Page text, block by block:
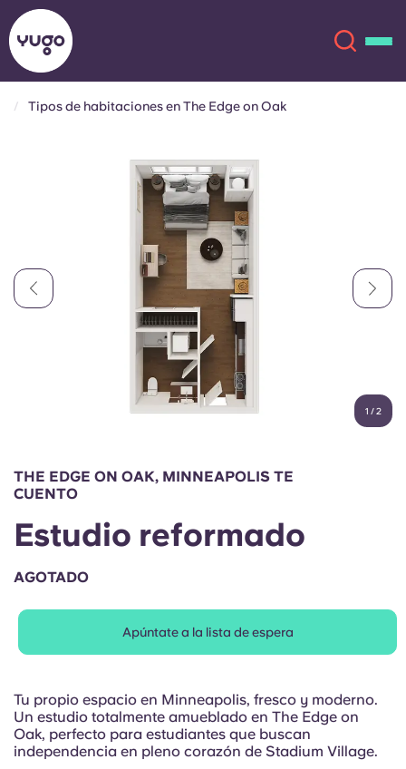
Cuenta
English (GB)
Italian
Elige un país
Elige una residencia
Iniciar sesión
English (US)
Chinese
Deutsch
French
Portuguese
Tipos de habitaciones en The Edge on Oak
1 /2
THE EDGE ON OAK, MINNEAPOLIS TE
CUENTO
Estudio reformado
AGOTADO
Apúntate a la lista de espera
Tu propio espacio en Minneapolis, fresco y moderno.
Un estudio totalmente amueblado en The Edge on
Oak, perfecto para estudiantes que buscan
independencia en pleno corazón de Stadium Village.